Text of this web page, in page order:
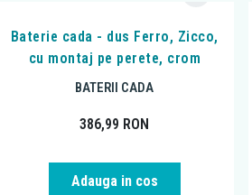
Baterie cada - dus Ferro, Zicco,
cu montaj pe perete, crom
BATERII CADA
386,99 RON
Adauga in cos